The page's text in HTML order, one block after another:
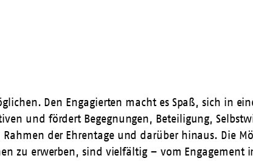
Den Engagierten macht es Spaß, sich in
und fördert Begegnungen, Beteiligung,
der Ehrentageund darüber hinaus. Die
zu erwerben, sind vielfältig – vom Engagement